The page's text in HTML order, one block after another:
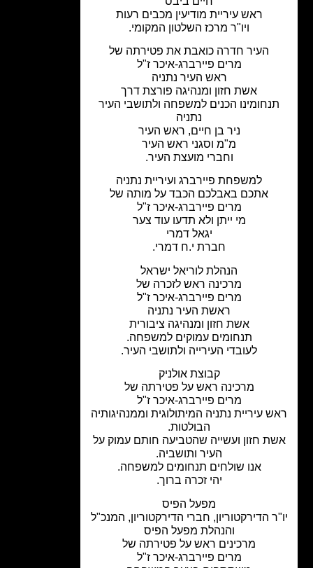
ראש עיריית מודיעין מכבים רעות
ויו"ר מרכז השלטון המקומי.
העיר חדרה כואבת את פטירתה של
מרים פיירברג-איכר ז"ל
ראש העיר נתניה
אשת חזון ומנהיגה פורצת דרך
הכנים למשפחה ולתושבי העיר
ניר בן חיים, ראש העיר
מ"מ וסגני ראש העיר
וחברי מועצת העיר.
למשפחת פיירברג ועיריית נתניה
אתכם באבלכם הכבד על מותה של
מרים פיירברג-איכר ז"ל
מי ייתן ולא תדעו עוד צער
יגאל דמרי
חברת י.ח דמרי.
הנהלת לוריאל ישראל
מרכינה ראש לזכרה של
מרים פיירברג-איכר ז"ל
ראשת העיר נתניה
אשת חזון ומנהיגה ציבורית
תנחומים עמוקים למשפחה.
לעובדי העירייה ולתושבי העיר.
קבוצת אולניק
מרכינה ראש על פטירתה של
מרים פיירברג-איכר ז"ל
עיריית נתניה המיתולוגית וממנהיגותיה
הבולטות.
חזון ועשייה שהטביעה חותם עמוק על
העיר ותושביה.
אנו שולחים תנחומים למשפחה.
יהי זכרה ברוך.
מפעל הפיס
הדירקטוריון, חברי הדירקטוריון, המנכ"ל
והנהלת מפעל הפיס
מרכינים ראש על פטירתה של
מרים פיירברג-איכר ז"ל